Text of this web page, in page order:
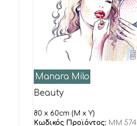
Manara Milo
Beauty
80 x 60cm (M x Y)
Κωδικός Προϊόντος: MM 574